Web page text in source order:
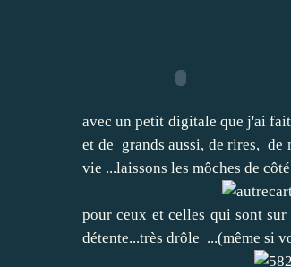
avec un petit digitale que j'ai
et de grands aussi, de rires, de
vie ...laissons les môches de
pour ceux et celles qui sont sur
détente...très drôle ...(même si